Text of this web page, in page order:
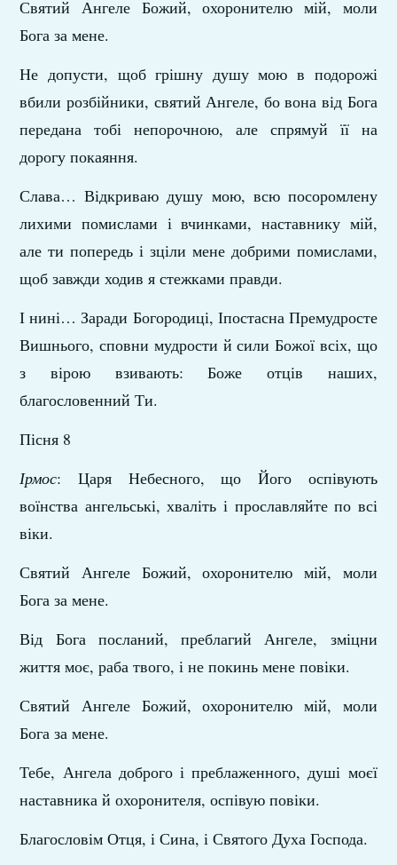
Святий Ангеле Божий, охоронителю мій, моли
Бога за мене.
Не допусти, щоб грішну душу мою в подорожі
вбили розбійники, святий Ангеле, бо вона від Бога
передана тобі непорочною, але спрямуй її на
дорогу покаяння.
Слава… Відкриваю душу мою, всю посоромлену
лихими помислами і вчинками, наставнику мій,
але ти попередь і зціли мене добрими помислами,
щоб завжди ходив я стежками правди.
І нині… Заради Богородиці, Іпостасна Премудросте
Вишнього, сповни мудрости й сили Божої всіх, що
з вірою взивають: Боже отців наших,
благословенний Ти.
Пісня 8
Ірмос: Царя Небесного, що Його оспівують
воїнства ангельські, хваліть і прославляйте по всі
віки.
Святий Ангеле Божий, охоронителю мій, моли
Бога за мене.
Від Бога посланий, преблагий Ангеле, зміцни
життя моє, раба твого, і не покинь мене повіки.
Святий Ангеле Божий, охоронителю мій, моли
Бога за мене.
Тебе, Ангела доброго і преблаженного, душі моєї
наставника й охоронителя, оспівую повіки.
Благословім Отця, і Сина, і Святого Духа Господа.